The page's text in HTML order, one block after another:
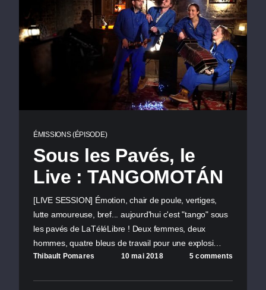
ÉMISSIONS (ÉPISODE)
Sous les Pavés, le
Live : TANGOMOTÁN
[LIVE SESSION] Émotion, chair de poule, vertiges,
lutte amoureuse, bref... aujourd'hui c'est "tango" sous
les pavés de LaTéléLibre ! Deux femmes, deux
hommes, quatre bleus de travail pour une explosi…
Thibault Pomares 10 mai 2018 5 comments